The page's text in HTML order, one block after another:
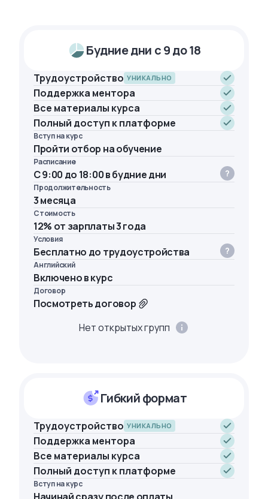
Будние дни с 9 до 18
Трудоустройство УНИКАЛЬНО
Поддержка ментора
Все материалы курса
Полный доступ к платформе
Вступ на курс
Пройти отбор на обучение
Расписание
С 9:00 до 18:00 в будние дни
Продолжительность
3 месяца
Стоимость
12% от зарплаты 3 года
Условия
Бесплатно до трудоустройства
Английский
Включено в курс
Договор
Посмотреть договор
Нет открытых групп
Гибкий формат
Трудоустройство УНИКАЛЬНО
Поддержка ментора
Все материалы курса
Полный доступ к платформе
Вступ на курс